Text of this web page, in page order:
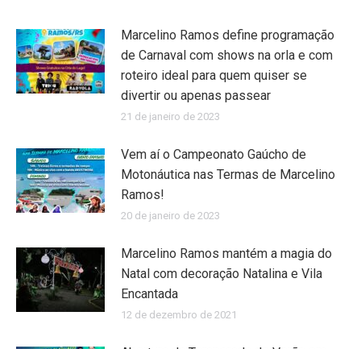
Marcelino Ramos define programação
de Carnaval com shows na orla e com
roteiro ideal para quem quiser se
divertir ou apenas passear
21 de janeiro de 2023
Vem aí o Campeonato Gaúcho de
Motonáutica nas Termas de Marcelino
Ramos!
20 de janeiro de 2023
Marcelino Ramos mantém a magia do
Natal com decoração Natalina e Vila
Encantada
12 de dezembro de 2021